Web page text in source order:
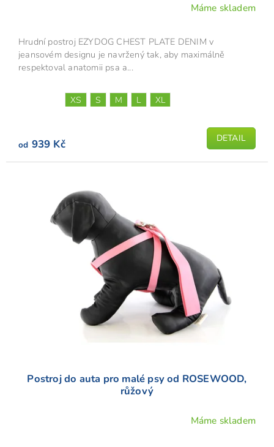
Máme skladem
od 939 Kč DETAIL
Hrudní postroj EZYDOG CHEST PLATE DENIM v
jeansovém designu je navržený tak, aby maximálně
respektoval anatomii psa a...
XS S M L XL
Postroj do auta pro malé psy od ROSEWOOD,
růžový
Máme skladem